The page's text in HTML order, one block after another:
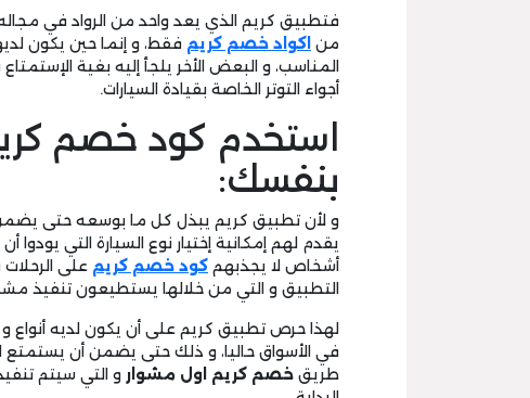
فتطبيق كريم الذي يعد واحد من الرواد في
من اكواد خصم كريم فقط، و إنما حين يكون
المناسب، و البعض الأخر يلجأ إليه بغية
أجواء التوتر الخاصة بقيادة السيارات.
استخدم كود خصم
بنفسك:
و لأن تطبيق كريم يبذل كل ما بوسعه حتى يضمن
يقدم لهم إمكانية إختيار نوع السيارة التي يودوا
أشخاص لا يجذبهم كود خصم كريم على
التطبيق و التي من خلالها يستطيعون تنفيذ
لهذا حرص تطبيق كريم على أن يكون لديه أنواع
في الأسواق حاليا، و ذلك حتى يضمن أن
طريق خصم كريم اول مشوار و التي سيتم